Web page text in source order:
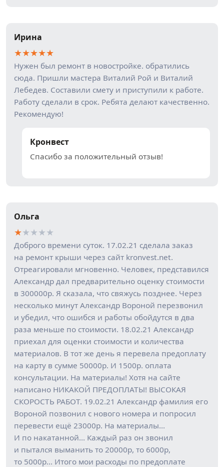
Ирина
★★★★★
Нужен был ремонт в новостройке. обратились
сюда. Пришли мастера Виталий Рой и Виталий
Лебедев. Составили смету и приступили к работе.
Работу сделали в срок. Ребята делают качественно.
Рекомендую!
Кронвест
Спасибо за положительный отзыв!
Ольга
★★★★★
Доброго времени суток. 17.02.21 сделала заказ
на ремонт крыши через сайт kronvest.net.
Отреагировали мгновенно. Человек, представился
Александр дал предварительно оценку стоимости
в 300000р. Я сказала, что свяжусь позднее. Через
несколько минут Александр Вороной перезвонил
и убедил, что ошибся и работы обойдутся в два
раза меньше по стоимости. 18.02.21 Александр
приехал для оценки стоимости и количества
материалов. В тот же день я перевела предоплату
на карту в сумме 50000р. И 1500р. оплата
консультации. На материалы! Хотя на сайте
написано НИКАКОЙ ПРЕДОПЛАТЫ! ВЫСОКАЯ
СКОРОСТЬ РАБОТ. 19.02.21 Александр фамилия его
Вороной позвонил с нового номера и попросил
перевести ещё 23000р. На материалы…
И по накатанной… Каждый раз он звонил
и пытался выманить то 20000р, то 6000р,
то 5000р… Итого мои расходы по предоплате